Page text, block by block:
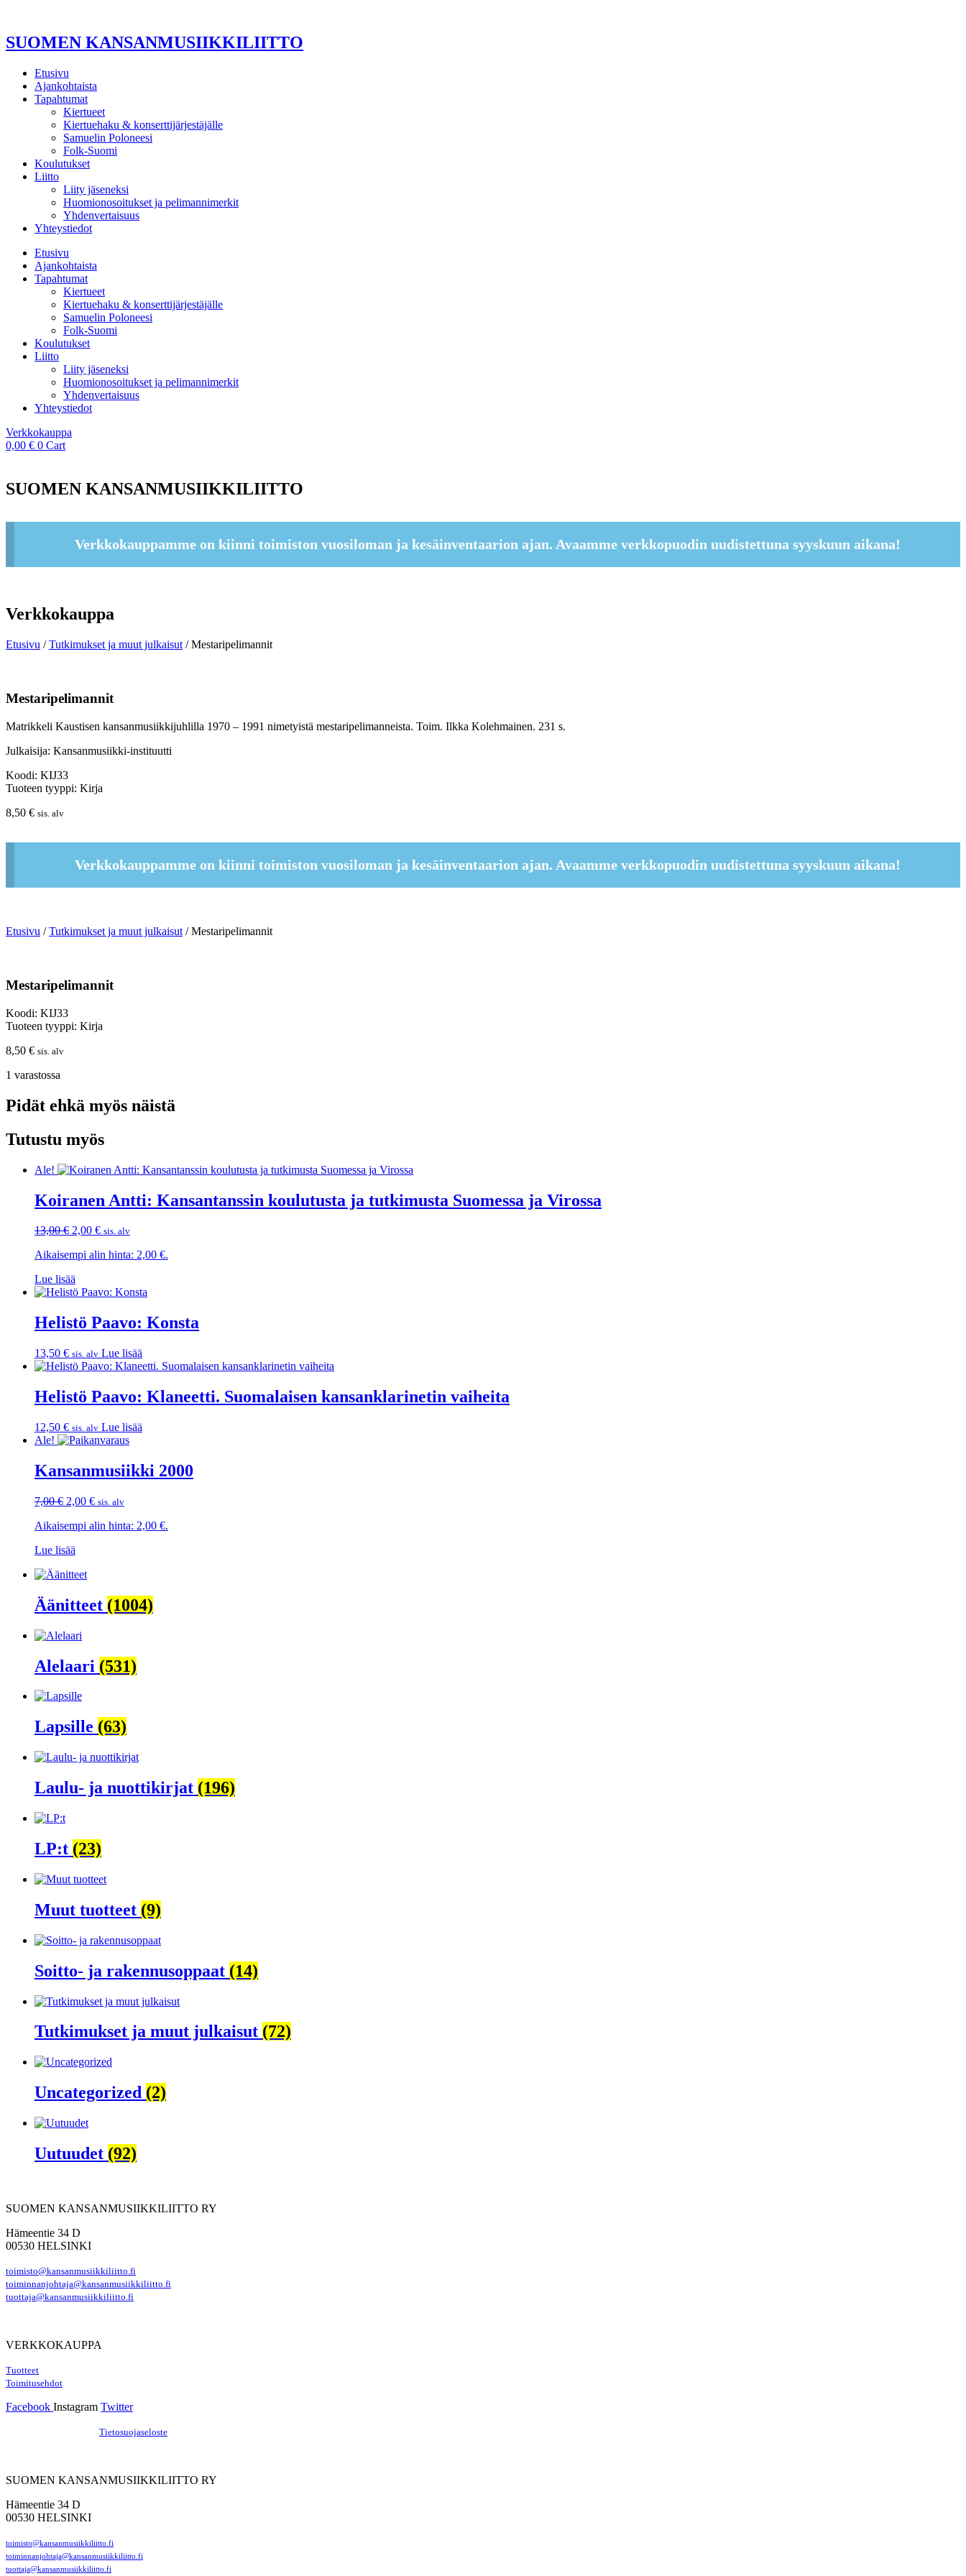
SUOMEN KANSANMUSIIKKILIITTO
Etusivu
Ajankohtaista
Tapahtumat
Kiertueet
Kiertuehaku & konserttijärjestäjälle
Samuelin Poloneesi
Folk-Suomi
Koulutukset
Liitto
Liity jäseneksi
Huomionosoitukset ja pelimannimerkit
Yhdenvertaisuus
Yhteystiedot
Etusivu
Ajankohtaista
Tapahtumat
Kiertueet
Kiertuehaku & konserttijärjestäjälle
Samuelin Poloneesi
Folk-Suomi
Koulutukset
Liitto
Liity jäseneksi
Huomionosoitukset ja pelimannimerkit
Yhdenvertaisuus
Yhteystiedot
Verkkokauppa
0,00 € 0 Cart
SUOMEN KANSANMUSIIKKILIITTO
Verkkokauppamme on kiinni toimiston vuosiloman ja kesäinventaarion ajan. Avaamme verkkopuodin uudistettuna syyskuun aikana!
Verkkokauppa
Etusivu /Tutkimukset ja muut julkaisut / Mestaripelimannit
Mestaripelimannit
Matrikkeli Kaustisen kansanmusiikkijuhlilla 1970 – 1991 nimetyistä mestaripelimanneista. Toim. Ilkka Kolehmainen. 231 s.
Julkaisija: Kansanmusiikki-instituutti
Koodi: KIJ33
Tuoteen tyyppi: Kirja
8,50 € sis. alv
Verkkokauppamme on kiinni toimiston vuosiloman ja kesäinventaarion ajan. Avaamme verkkopuodin uudistettuna syyskuun aikana!
Etusivu /Tutkimukset ja muut julkaisut/ Mestaripelimannit
Mestaripelimannit
Koodi: KIJ33
Tuoteen tyyppi: Kirja
8,50 € sis. alv
1 varastossa
Pidät ehkä myös näistä
Tutustu myös
Ale!
Koiranen Antti: Kansantanssin koulutusta ja tutkimusta Suomessa ja Virossa
13,00€ Alkuperäinen
oli:
2,00 €Nykyinen
on:
sis. alv
Aikaisempi alin hinta: 2,00 €.
Lue lisää
Helistö Paavo: Konsta
13,50 € sis. alv Lue lisää
Helistö Paavo: Klaneetti. Suomalaisen kansanklarinetin vaiheita
12,50 € sis. alv Lue lisää
Ale!
Kansanmusiikki 2000
7,00€ Alkuperäinen
oli:
2,00 €Nykyinen
on:
sis. alv
Aikaisempi alin hinta: 2,00 €.
Lue lisää
Äänitteet (1004)
Alelaari (531)
Lapsille (63)
Laulu- ja nuottikirjat (196)
LP:t (23)
Muut tuotteet (9)
Soitto- ja rakennusoppaat (14)
Tutkimukset ja muut julkaisut (72)
Uncategorized (2)
Uutuudet (92)
SUOMEN KANSANMUSIIKKILIITTO RY
Hämeentie 34 D
00530 HELSINKI
toimisto@kansanmusiikkiliitto.fi
toiminnanjohtaja@kansanmusiikkiliitto.fi
tuottaja@kansanmusiikkiliitto.fi
VERKKOKAUPPA
Tuotteet
Toimitusehdot
Facebook Instagram Twitter
Tietosuojaseloste
SUOMEN KANSANMUSIIKKILIITTO RY
Hämeentie 34 D
00530 HELSINKI
toimisto@kansanmusiikkiliitto.fi
toiminnanjohtaja@kansanmusiikkiliitto.fi
tuottaja@kansanmusiikkiliitto.fi